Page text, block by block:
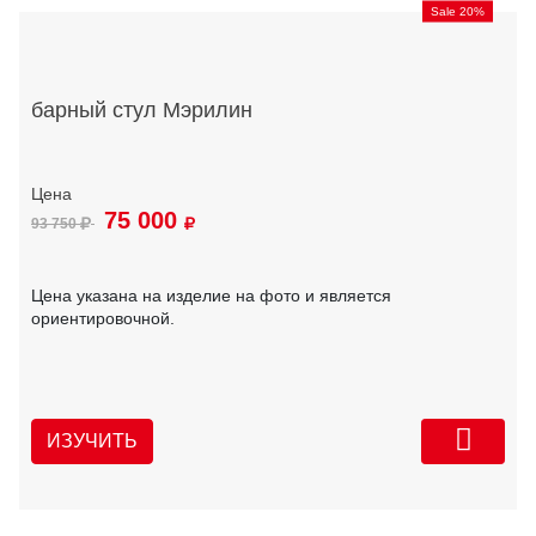
Sale 20%
барный стул Мэрилин
93 750 75 000
Цена указана на изделие на фото и является
ориентировочной.
ИЗУЧИТЬ